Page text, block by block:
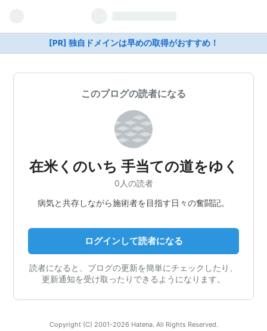
[PR] 独自ドメインは早めの取得がおすすめ！
このブログの読者になる
在米くのいち 手当ての道をゆく
0人の読者
病気と共存しながら施術者を目指す日々の奮闘記。
ログインして読者になる
読者になると、ブログの更新を簡単にチェックしたり、
更新通知を受け取ったりできるようになります。
Copyright (C) 2001-2026 Hatena. All Rights Reserved.